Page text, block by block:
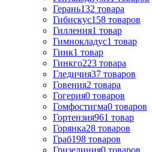
Герань132 товара
Гибискус158 товаров
Гилления1 товар
Гимнокладус1 товар
Гинк1 товар
Гинкго223 товара
Гледичия37 товаров
Говения2 товара
Гогерия0 товаров
Гомфостигма0 товаров
Гортензия961 товар
Горянка28 товаров
Граб198 товаров
Гризелиния0 товаров